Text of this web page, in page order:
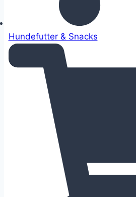
Hundefutter & Snacks